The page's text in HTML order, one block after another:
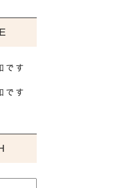
です
です